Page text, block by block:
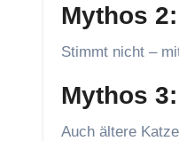
Mythos
Stimmt nicht –
Mythos
Auch ältere